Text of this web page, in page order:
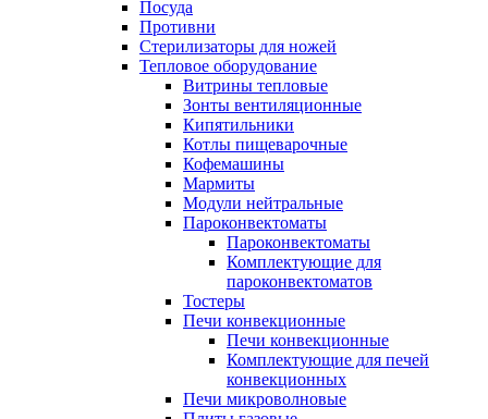
Посуда
Противни
Стерилизаторы для ножей
Тепловое оборудование
Витрины тепловые
Зонты вентиляционные
Кипятильники
Котлы пищеварочные
Кофемашины
Мармиты
Модули нейтральные
Пароконвектоматы
Пароконвектоматы
Комплектующие для
пароконвектоматов
Тостеры
Печи конвекционные
Печи конвекционные
Комплектующие для печей
конвекционных
Печи микроволновые